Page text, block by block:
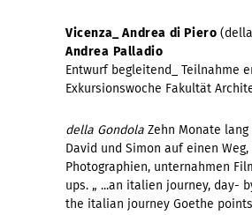
Vicenza_ Andrea di Piero
Andrea Palladio
Entwurf begleitend_ Teilnahme
Exkursionswoche Fakultät
della Gondola Zehn Monate
David und Simon auf einen
Photographien, unternahmen
ups. „ ...an italien journey, day-
the italian journey Goethe